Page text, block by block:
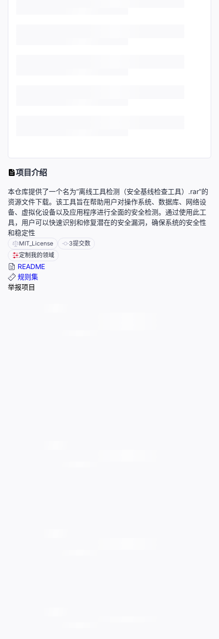
项目介绍
本仓库提供了一个名为“离线工具检测（安全基线检查工具）.rar”的
资源文件下载。该工具旨在帮助用户对操作系统、数据库、网络设
备、虚拟化设备以及应用程序进行全面的安全检测。通过使用此工
具，用户可以快速识别和修复潜在的安全漏洞，确保系统的安全性
和稳定性
MIT_License 3提交数
定制我的领域
README
规则集
举报项目